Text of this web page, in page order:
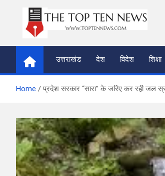
thetoptennews.com
उत्तराखंड
देश विदेश शिक्षा
Home प्रदेश सरकार “सारा” के जरिए कर रही जल